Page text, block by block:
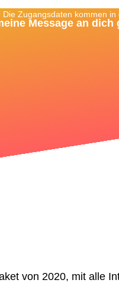
Zugangsdaten kommen
Message an dich
von 2020, mit alle